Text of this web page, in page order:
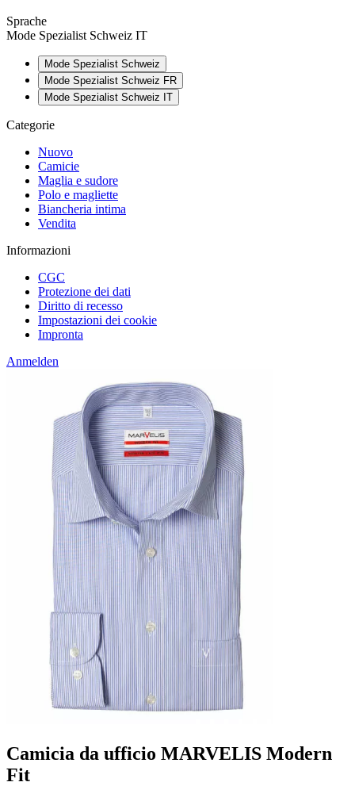
Sprache
Mode Spezialist Schweiz IT
Mode Spezialist Schweiz
Mode Spezialist Schweiz FR
Mode Spezialist Schweiz IT
Categorie
Nuovo
Camicie
Maglia e sudore
Polo e magliette
Biancheria intima
Vendita
Informazioni
CGC
Protezione dei dati
Diritto di recesso
Impostazioni dei cookie
Impronta
Anmelden
Camicia da ufficio MARVELIS Modern
Fit